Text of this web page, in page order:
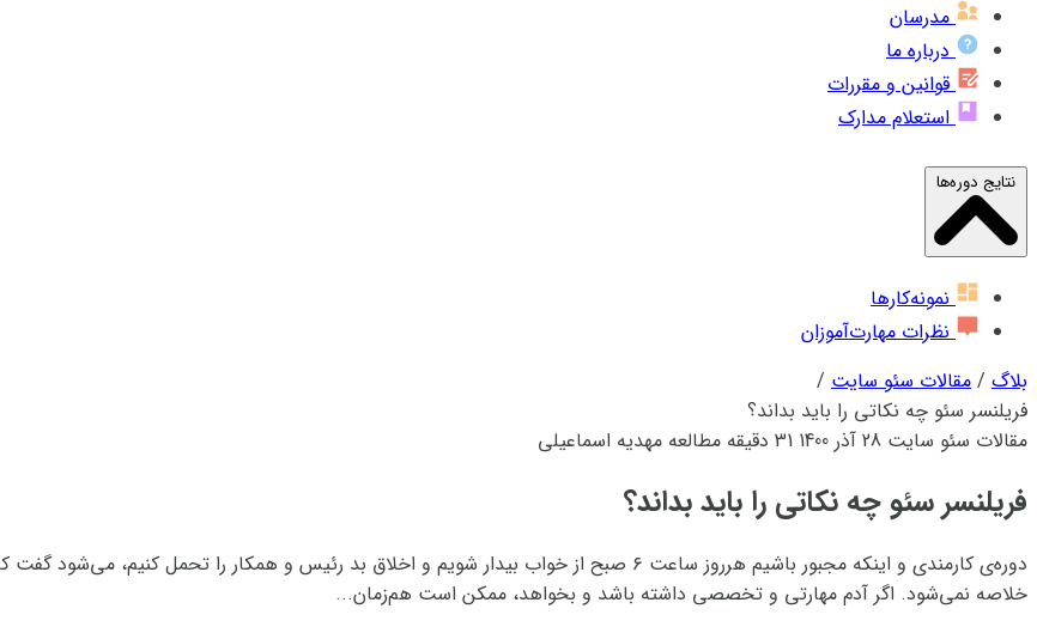
مدرسان
درباره ما
قوانین و مقررات
استعلام مدارک
نتایج دوره‌ها
نمونه‌کارها
نظرات مهارت‌آموزان
بلاگ / مقالات سئو سایت /
فریلنسر سئو چه نکاتی را باید بداند؟
مقالات سئو سایت 28 آذر 1400 31 دقیقه مطالعه مهدیه اسماعیلی
فریلنسر سئو چه نکاتی را باید بداند؟
دوره‌ی کارمندی و اینکه مجبور باشیم هرروز ساعت ۶ صبح از خواب بیدار شویم و اخلاق بد رئیس و همکار
خلاصه نمی‌شود. اگر آدم مهارتی و تخصصی داشته باشد و بخواهد، ممکن است هم‌زمان...